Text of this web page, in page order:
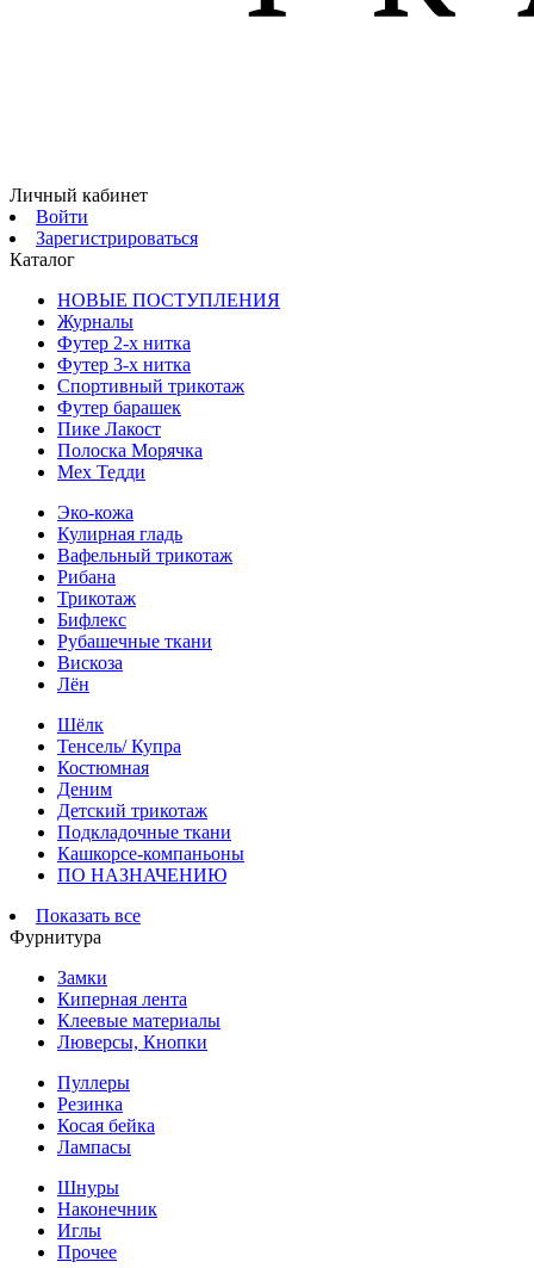
Личный кабинет
Войти
Зарегистрироваться
Каталог
НОВЫЕ ПОСТУПЛЕНИЯ
Журналы
Футер 2-х нитка
Футер 3-х нитка
Спортивный трикотаж
Футер барашек
Пике Лакост
Полоска Морячка
Мех Тедди
Эко-кожа
Кулирная гладь
Вафельный трикотаж
Рибана
Трикотаж
Бифлекс
Рубашечные ткани
Вискоза
Лён
Шёлк
Тенсель/ Купра
Костюмная
Деним
Детский трикотаж
Подкладочные ткани
Кашкорсе-компаньоны
ПО НАЗНАЧЕНИЮ
Показать все
Фурнитура
Замки
Киперная лента
Клеевые материалы
Люверсы, Кнопки
Пуллеры
Резинка
Косая бейка
Лампасы
Шнуры
Наконечник
Иглы
Прочее